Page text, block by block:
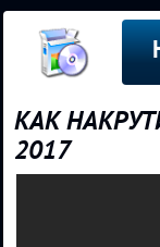
КАК
2017